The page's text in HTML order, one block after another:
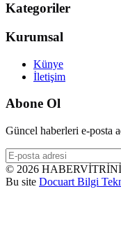
Kategoriler
Kurumsal
Künye
İletişim
Abone Ol
Güncel haberleri e-posta
© 2026
Bu site Docuart Bilgi